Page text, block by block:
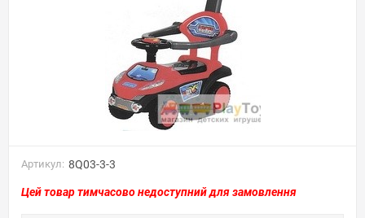
Артикул: 8Q03-3-3
Цей товар тимчасово недоступний для замовлення